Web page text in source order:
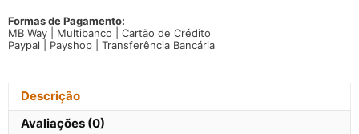
Formas de Pagamento:
MB Way | Multibanco | Cartão de Crédito
Paypal | Payshop | Transferência Bancária
Descrição
Avaliações (0)